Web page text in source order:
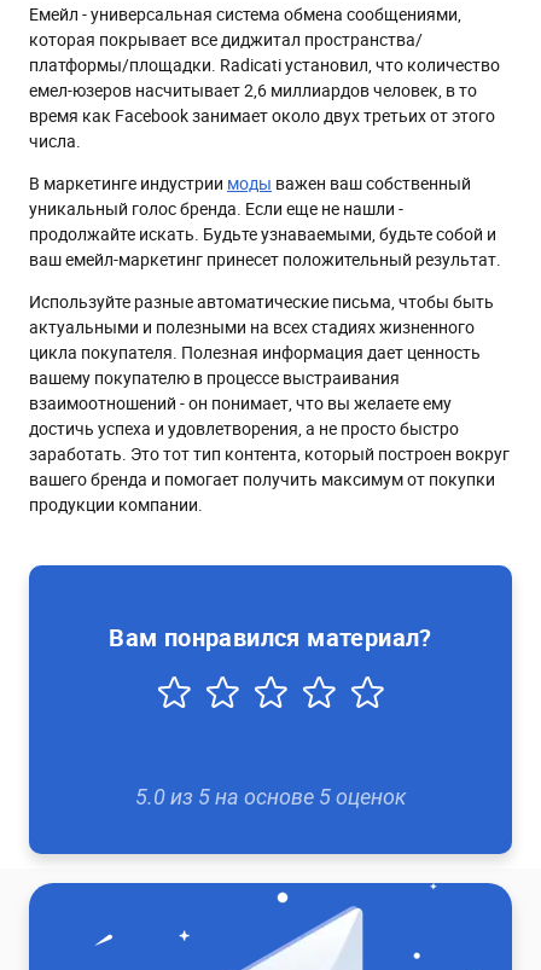
Емейл - универсальная система обмена сообщениями,
которая покрывает все диджитал пространства/
платформы/площадки. Radicati установил, что количество
емел-юзеров насчитывает 2,6 миллиардов человек, в то
время как Facebook занимает около двух третьих от этого
числа.
В маркетинге индустрии моды важен ваш собственный
уникальный голос бренда. Если еще не нашли -
продолжайте искать. Будьте узнаваемыми, будьте собой и
ваш емейл-маркетинг принесет положительный результат.
Используйте разные автоматические письма, чтобы быть
актуальными и полезными на всех стадиях жизненного
цикла покупателя. Полезная информация дает ценность
вашему покупателю в процессе выстраивания
взаимоотношений - он понимает, что вы желаете ему
достичь успеха и удовлетворения, а не просто быстро
заработать. Это тот тип контента, который построен вокруг
вашего бренда и помогает получить максимум от покупки
продукции компании.
Вам понравился материал?
5.0из 5на основе 5оценок